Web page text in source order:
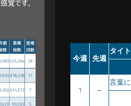
今週 先週
タイ
1 –
言葉